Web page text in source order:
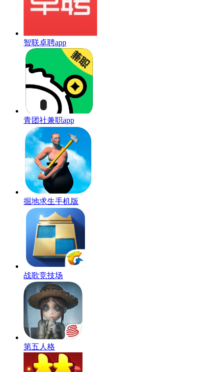
智联卓聘app
青团社兼职app
掘地求生手机版
战歌竞技场
第五人格